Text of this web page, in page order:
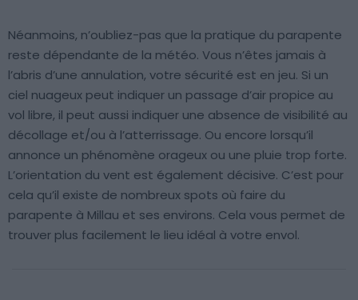
Néanmoins, n’oubliez-pas que la pratique du parapente
reste dépendante de la météo. Vous n’êtes jamais à
l’abris d’une annulation, votre sécurité est en jeu. Si un
ciel nuageux peut indiquer un passage d’air propice au
vol libre, il peut aussi indiquer une absence de visibilité au
décollage et/ou à l’atterrissage. Ou encore lorsqu’il
annonce un phénomène orageux ou une pluie trop forte.
L’orientation du vent est également décisive. C’est pour
cela qu’il existe de nombreux spots où faire du
parapente à Millau et ses environs. Cela vous permet de
trouver plus facilement le lieu idéal à votre envol.